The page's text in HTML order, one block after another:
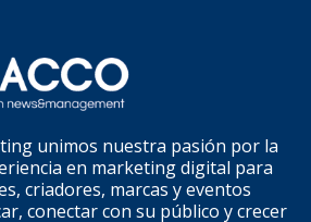
unimos nuestra pasión por la
en marketing digital para
criadores, marcas y eventos
conectar con su público y crecer